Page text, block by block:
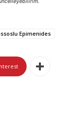
Epimenides